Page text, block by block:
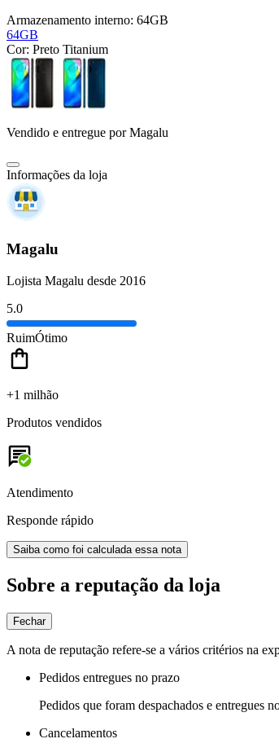
Armazenamento interno: 64GB
64GB
Cor: Preto Titanium
Vendido e entregue por Magalu
Informações da loja
Magalu
Lojista Magalu desde 2016
5.0
RuimÓtimo
+1 milhão
Produtos vendidos
Atendimento
Responde rápido
Saiba como foi calculada essa nota
Sobre a reputação da loja
Fechar
A nota de reputação refere-se a vários critérios na
Pedidos entregues no prazo
Pedidos que foram despachados e entregues
Cancelamentos